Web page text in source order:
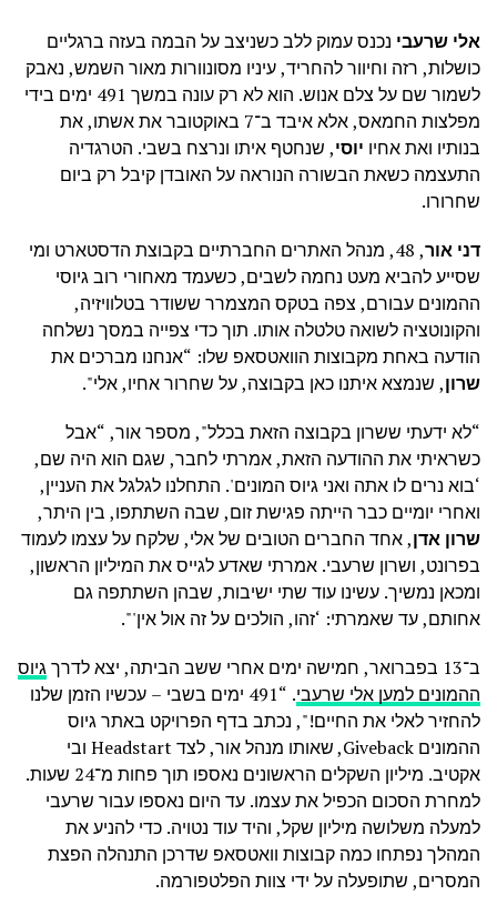
אלי שרעבי נכנס עמוק ללב כשניצב על הבמה בעזה ברגליים
כושלות, רזה וחיוור להחריד, עיניו מסונוורות מאור השמש, נאבק
לשמור שם על צלם אנוש. הוא לא רק עונה במשך 491 ימים בידי
מפלצות החמאס, אלא איבד ב־7 באוקטובר את אשתו, את
בנותיו ואת אחיו יוסי, שנחטף איתו ונרצח בשבי. הטרגדיה
התעצמה כשאת הבשורה הנוראה על האובדן קיבל רק ביום
שחרורו.
דני אור
, 48, מנהל האתרים החברתיים בקבוצת הדסטארט ומי
שסייע להביא מעט נחמה לשבים, כשעמד מאחורי רוב גיוסי
ההמונים עבורם, צפה בטקס המצמרר ששודר בטלוויזיה,
והקונוטציה לשואה טלטלה אותו. תוך כדי צפייה במסך נשלחה
הודעה באחת מקבוצות הוואטסאפ שלו: “אנחנו מברכים את
שרון, שנמצא איתנו כאן בקבוצה, על שחרור אחיו, אלי".
“לא ידעתי ששרון בקבוצה הזאת בכלל", מספר אור, “אבל
כשראיתי את ההודעה הזאת, אמרתי לחבר, שגם הוא היה שם,
‘בוא נרים לו אתה ואני גיוס המונים'. התחלנו לגלגל את העניין,
ואחרי יומיים כבר הייתה פגישת זום, שבה השתתפו, בין היתר,
שרון אדן, אחד החברים הטובים של אלי, שלקח על עצמו לעמוד
בפרונט, ושרון שרעבי. אמרתי שאדע לגייס את המיליון הראשון,
ומכאן נמשיך. עשינו עוד שתי ישיבות, שבהן השתתפה גם
אחותם, עד שאמרתי: ‘זהו, הולכים על זה אול אין'".
ב־13 בפברואר, חמישה ימים אחרי ששב הביתה, יצא לדרך
גיוס
ההמונים למען אלי שרעבי
. “491 ימים בשבי – עכשיו הזמן שלנו
להחזיר לאלי את החיים!", נכתב בדף הפרויקט באתר גיוס
ההמונים Giveback, שאותו מנהל אור, לצד Headstart ובי
אקטיב. מיליון השקלים הראשונים נאספו תוך פחות מ־24 שעות.
למחרת הסכום הכפיל את עצמו. עד היום נאספו עבור שרעבי
למעלה משלושה מיליון שקל, והיד עוד נטויה. כדי להניע את
המהלך נפתחו כמה קבוצות וואטסאפ שדרכן התנהלה הפצת
המסרים, שתופעלה על ידי צוות הפלטפורמה.